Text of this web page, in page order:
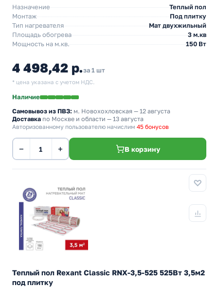
Назначение
Теплый пол
Монтаж
Под плитку
Тип нагревателя
Мат двухжильный
Площадь обогрева
3 м.кв
Мощность на м.кв.
150 Вт
4 498,42 р.за 1 шт
* цена указана с учетом НДС.
Наличие
Самовывоз из ПВЗ: м. Новохохловская — 12 августа
Доставка по Москве и области — 13 августа
Авторизованному пользователю начислим 45 бонусов
− + В корзину
Теплый пол Rexant Classic RNX-3,5-525 525Вт 3,5м2
под плитку